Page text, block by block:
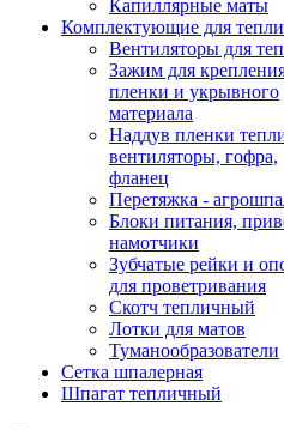
Капиллярные маты
Комплектующие для
Вентиляторы для
Зажим для
пленки и укрывного
материала
Наддув пленки
вентиляторы, гофра,
фланец
Перетяжка -
Блоки питания,
намотчики
Зубчатые рейки и
для проветривания
Скотч тепличный
Лотки для матов
Туманообразователи
Сетка шпалерная
Шпагат тепличный